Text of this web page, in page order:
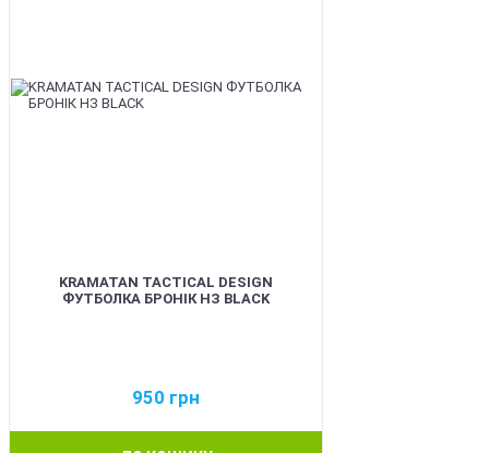
KRAMATAN TACTICAL DESIGN
ФУТБОЛКА БРОНІК НЗ BLACK
950 грн